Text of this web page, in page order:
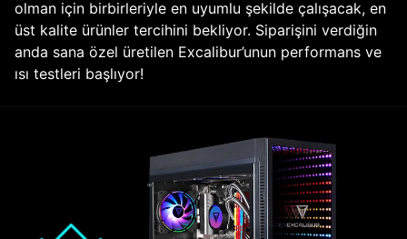
olman için birbirleriyle en uyumlu şekilde çalışacak, en
üst kalite ürünler tercihini bekliyor. Siparişini verdiğin
anda sana özel üretilen Excalibur’unun performans ve
ısı testleri başlıyor!